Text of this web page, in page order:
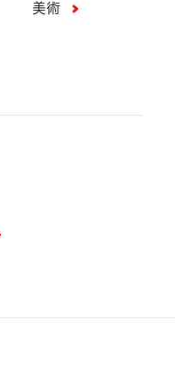
美術